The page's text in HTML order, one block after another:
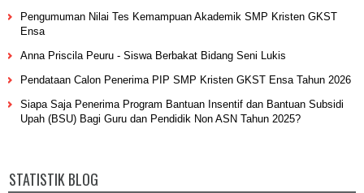
Pengumuman Nilai Tes Kemampuan Akademik SMP Kristen GKST
Ensa
Anna Priscila Peuru - Siswa Berbakat Bidang Seni Lukis
Pendataan Calon Penerima PIP SMP Kristen GKST Ensa Tahun 2026
Siapa Saja Penerima Program Bantuan Insentif dan Bantuan Subsidi
Upah (BSU) Bagi Guru dan Pendidik Non ASN Tahun 2025?
STATISTIK BLOG